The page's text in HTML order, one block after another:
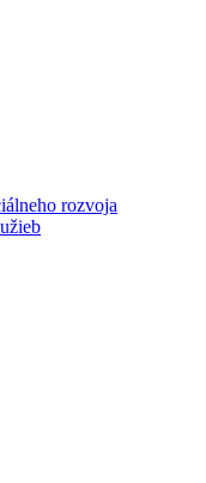
rozvoja